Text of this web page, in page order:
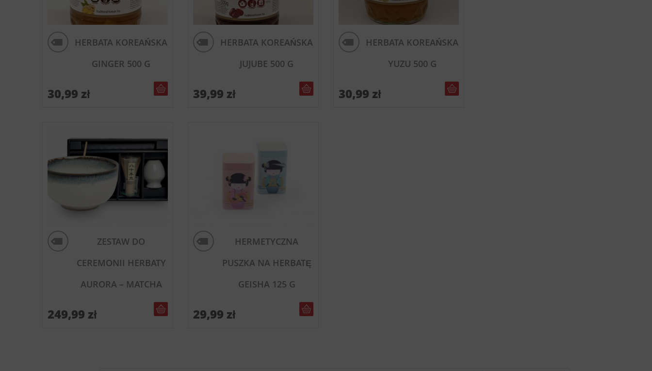
HERBATA KOREAŃSKA
GINGER 500 G
30,99 zł
HERBATA KOREAŃSKA
JUJUBE 500 G
39,99 zł
HERBATA KOREAŃSKA
YUZU 500 G
30,99 zł
ZESTAW DO
CEREMONII HERBATY
AURORA – MATCHA
249,99 zł
HERMETYCZNA
PUSZKA NA HERBATĘ
GEISHA 125 G
29,99 zł